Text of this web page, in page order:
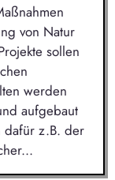
von Natur
sollen
werden
aufgebaut
dafür z.B. der